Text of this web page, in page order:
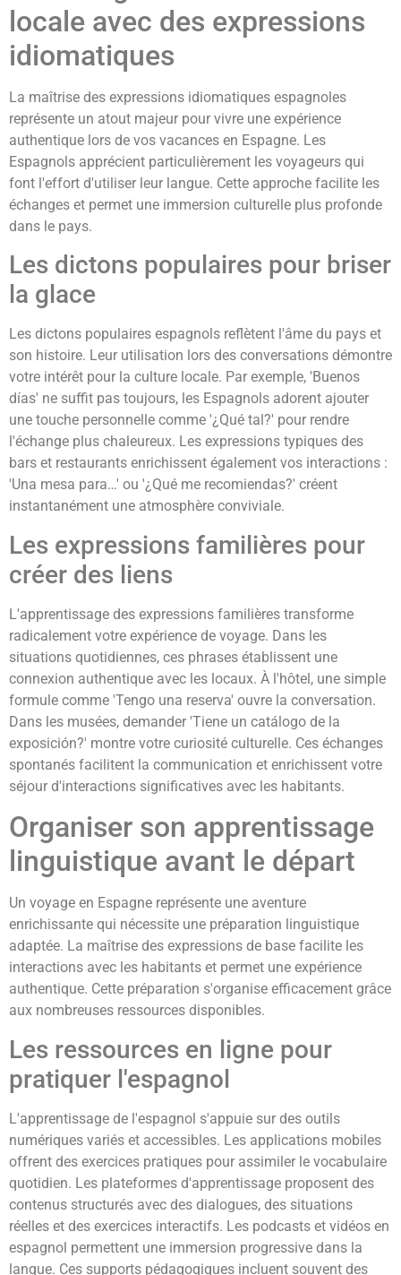
locale avec des expressions
idiomatiques
La maîtrise des expressions idiomatiques espagnoles
représente un atout majeur pour vivre une expérience
authentique lors de vos vacances en Espagne. Les
Espagnols apprécient particulièrement les voyageurs qui
font l'effort d'utiliser leur langue. Cette approche facilite les
échanges et permet une immersion culturelle plus profonde
dans le pays.
Les dictons populaires pour briser
la glace
Les dictons populaires espagnols reflètent l'âme du pays et
son histoire. Leur utilisation lors des conversations démontre
votre intérêt pour la culture locale. Par exemple, 'Buenos
días' ne suffit pas toujours, les Espagnols adorent ajouter
une touche personnelle comme '¿Qué tal?' pour rendre
l'échange plus chaleureux. Les expressions typiques des
bars et restaurants enrichissent également vos interactions :
'Una mesa para…' ou '¿Qué me recomiendas?' créent
instantanément une atmosphère conviviale.
Les expressions familières pour
créer des liens
L'apprentissage des expressions familières transforme
radicalement votre expérience de voyage. Dans les
situations quotidiennes, ces phrases établissent une
connexion authentique avec les locaux. À l'hôtel, une simple
formule comme 'Tengo una reserva' ouvre la conversation.
Dans les musées, demander 'Tiene un catálogo de la
exposición?' montre votre curiosité culturelle. Ces échanges
spontanés facilitent la communication et enrichissent votre
séjour d'interactions significatives avec les habitants.
Organiser son apprentissage
linguistique avant le départ
Un voyage en Espagne représente une aventure
enrichissante qui nécessite une préparation linguistique
adaptée. La maîtrise des expressions de base facilite les
interactions avec les habitants et permet une expérience
authentique. Cette préparation s'organise efficacement grâce
aux nombreuses ressources disponibles.
Les ressources en ligne pour
pratiquer l'espagnol
L'apprentissage de l'espagnol s'appuie sur des outils
numériques variés et accessibles. Les applications mobiles
offrent des exercices pratiques pour assimiler le vocabulaire
quotidien. Les plateformes d'apprentissage proposent des
contenus structurés avec des dialogues, des situations
réelles et des exercices interactifs. Les podcasts et vidéos en
espagnol permettent une immersion progressive dans la
langue. Ces supports pédagogiques incluent souvent des